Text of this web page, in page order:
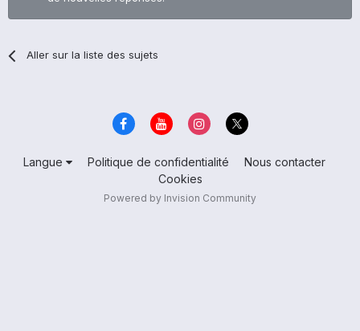
Aller sur la liste des sujets
Langue Politique de confidentialité
Nous contacter
Cookies
Powered by Invision Community